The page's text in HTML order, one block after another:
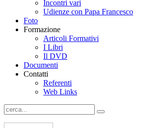
Incontri vari
Udienze con Papa Francesco
Foto
Formazione
Articoli Formativi
I Libri
Il DVD
Documenti
Contatti
Referenti
Web Links